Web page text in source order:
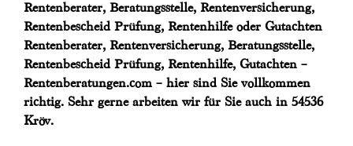
Rentenberater, Beratungsstelle, Rentenversicherung,
Rentenbescheid Prüfung, Rentenhilfe oder Gutachten
Rentenberater, Rentenversicherung, Beratungsstelle,
Rentenbescheid Prüfung, Rentenhilfe, Gutachten –
Rentenberatungen.com – hier sind Sie vollkommen
richtig. Sehr gerne arbeiten wir für Sie auch in 54536
Kröv.